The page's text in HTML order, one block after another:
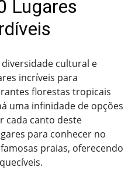
Lugares
cultural e
incríveis para
florestas tropicais
uma infinidade de opções
cada canto deste
para conhecer no
praias, oferecendo